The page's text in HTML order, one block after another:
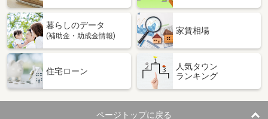
暮らしのデータ
(補助金・助成金情報)
家賃相場
住宅ローン
人気タウン
ランキング
ページトップに戻る